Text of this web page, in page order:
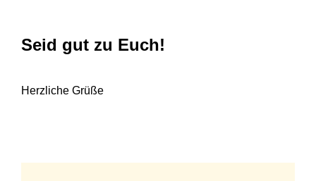
Seid gut zu Euch!
Herzliche Grüße